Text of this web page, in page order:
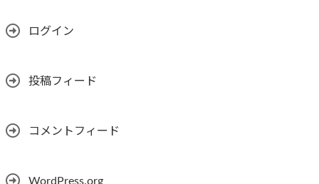
ログイン
投稿フィード
コメントフィード
WordPress.org